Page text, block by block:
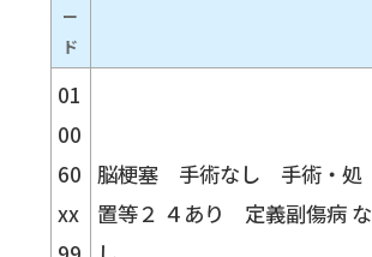
ー
ド
01
00
60
xx
脳梗塞 手術なし 手術・処
置等２ ４あり 定義副傷病 な